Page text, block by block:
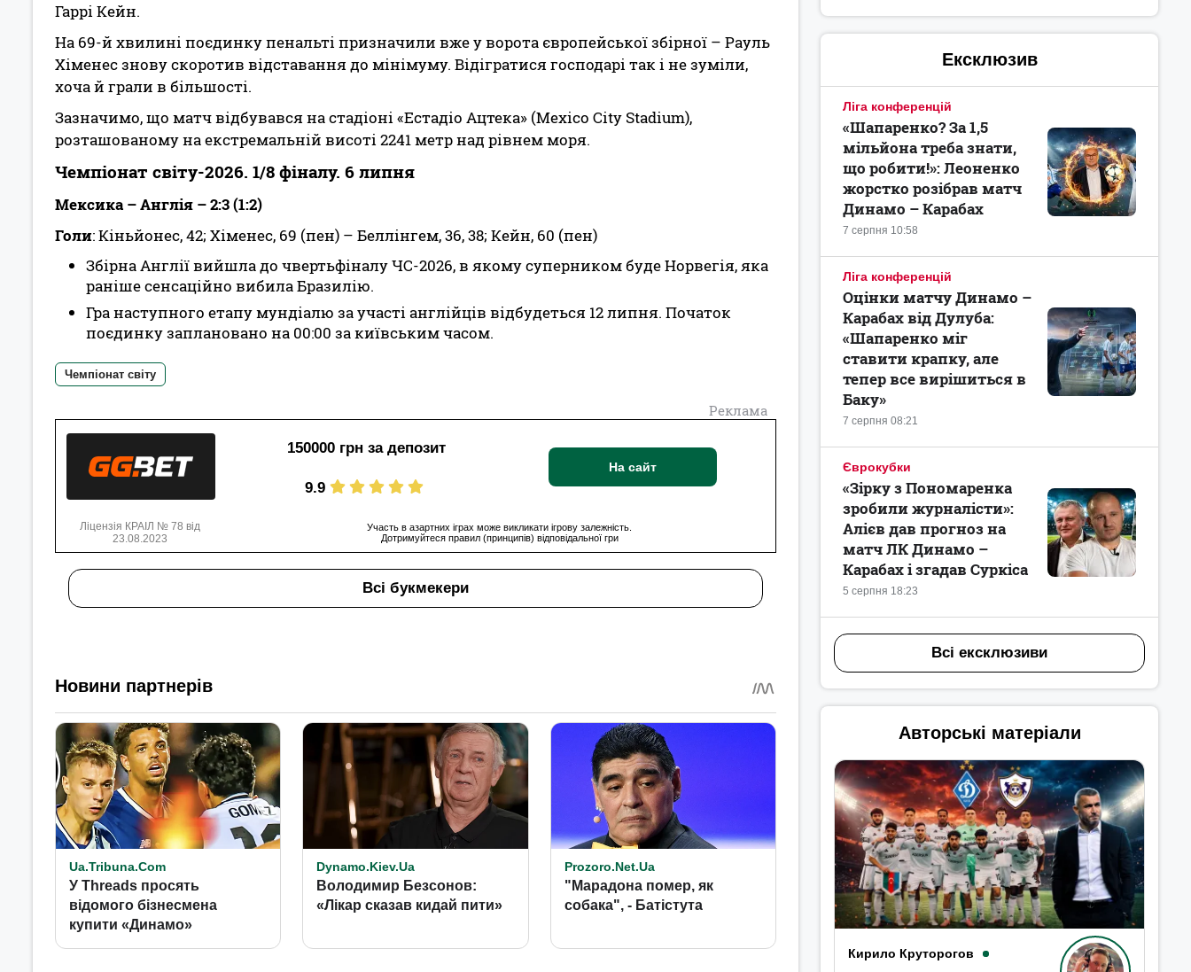
Гаррі Кейн.
На 69-й хвилині поєдинку пенальті призначили вже у ворота європейської збірної – Рауль
Хіменес знову скоротив відставання до мінімуму. Відігратися господарі так і не зуміли,
хоча й грали в більшості.
Зазначимо, що матч відбувався на стадіоні «Естадіо Ацтека» (Mexico City Stadium),
розташованому на екстремальній висоті 2241 метр над рівнем моря.
Чемпіонат світу-2026. 1/8 фіналу. 6 липня
Мексика – Англія – 2:3 (1:2)
Голи: Кіньйонес, 42; Хіменес, 69 (пен) – Беллінгем, 36, 38; Кейн, 60 (пен)
Збірна Англії вийшла до чвертьфіналу ЧС-2026, в якому суперником буде Норвегія, яка
раніше сенсаційно вибила Бразилію.
Гра наступного етапу мундіалю за участі англійців відбудеться 12 липня. Початок
поєдинку заплановано на 00:00 за київським часом.
Чемпіонат світу
Реклама
150000 грн за депозит
9.9
На сайт
Ліцензія КРАІЛ № 78 від
23.08.2023
Участь в азартних іграх може викликати ігрову залежність.
Дотримуйтеся правил (принципів) відповідальної гри
Всі букмекери
Ексклюзив
Ліга конференцій
7 серпня 10:58
«Шапаренко? За 1,5
мільйона треба знати,
що робити!»: Леоненко
жорстко розібрав матч
Динамо – Карабах
Ліга конференцій
7 серпня 08:21
Оцінки матчу Динамо –
Карабах від Дулуба:
«Шапаренко міг
ставити крапку, але
тепер все вирішиться в
Баку»
Єврокубки
5 серпня 18:23
«Зірку з Пономаренка
зробили журналісти»:
Алієв дав прогноз на
матч ЛК Динамо –
Карабах і згадав Суркіса
Всі ексклюзиви
Авторські матеріали
Кирило Круторогов